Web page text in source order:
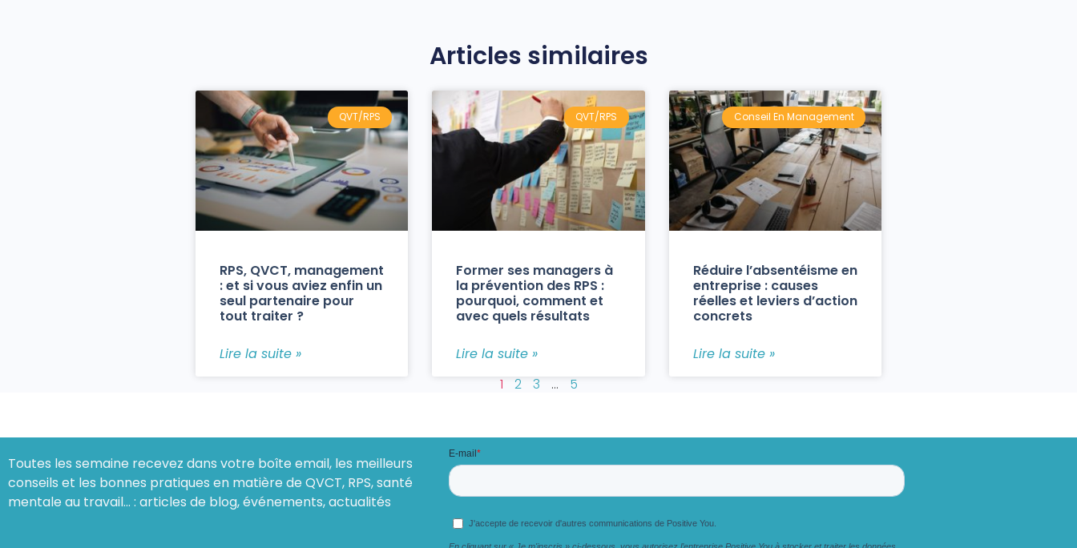
Articles similaires
QVT/RPS
RPS, QVCT, management
: et si vous aviez enfin un
seul partenaire pour
tout traiter ?
Lire la suite »
QVT/RPS
Former ses managers à
la prévention des RPS :
pourquoi, comment et
avec quels résultats
Lire la suite »
Conseil En Management
Réduire l’absentéisme en
entreprise : causes
réelles et leviers d’action
concrets
Lire la suite »
1
2 3 … 5
Toutes les semaine recevez dans votre boîte email, les meilleurs
conseils et les bonnes pratiques en matière de QVCT, RPS, santé
mentale au travail… : articles de blog, événements, actualités